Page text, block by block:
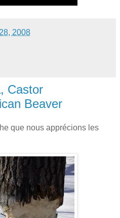
2008
Castor
Beaver
que nous apprécions les